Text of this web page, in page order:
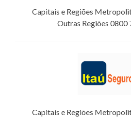
Capitais e Regiões
Outras Regiões 0800
Capitais e Regiões